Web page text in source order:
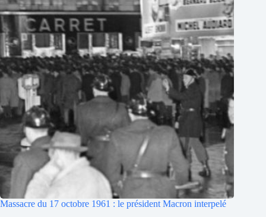
Massacre du 17 octobre 1961 : le président Macron interpelé